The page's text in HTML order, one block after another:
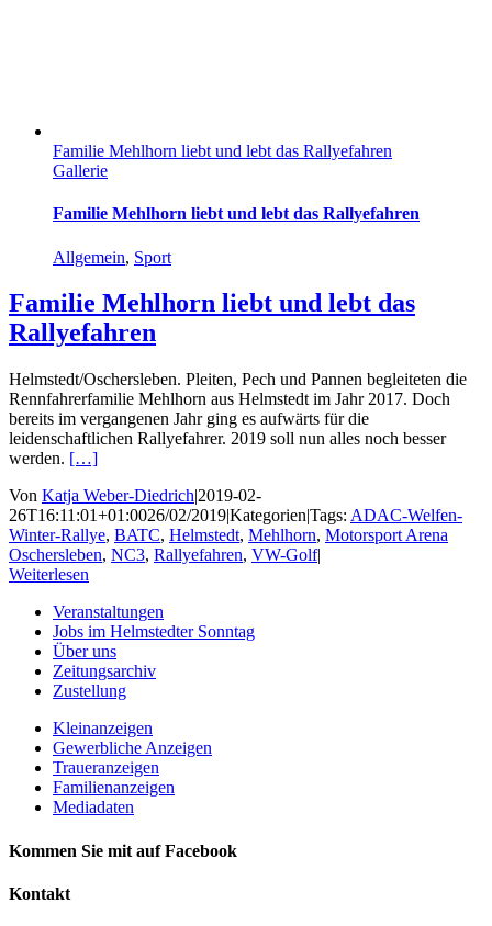
Familie Mehlhorn liebt und lebt das Rallyefahren
Gallerie
Familie Mehlhorn liebt und lebt das Rallyefahren
Allgemein, Sport
Familie Mehlhorn liebt und lebt das
Rallyefahren
Helmstedt/Oschersleben. Pleiten, Pech und Pannen begleiteten die
Rennfahrerfamilie Mehlhorn aus Helmstedt im Jahr 2017. Doch
bereits im vergangenen Jahr ging es aufwärts für die
leidenschaftlichen Rallyefahrer. 2019 soll nun alles noch besser
werden. […]
Von Katja Weber-Diedrich|2019-02-
26T16:11:01+01:0026/02/2019|Kategorien|Tags: ADAC-Welfen-
Winter-Rallye, BATC, Helmstedt, Mehlhorn, Motorsport Arena
Oschersleben, NC3, Rallyefahren, VW-Golf|
Weiterlesen
Veranstaltungen
Jobs im Helmstedter Sonntag
Über uns
Zeitungsarchiv
Zustellung
Kleinanzeigen
Gewerbliche Anzeigen
Traueranzeigen
Familienanzeigen
Mediadaten
Kommen Sie mit auf Facebook
Kontakt